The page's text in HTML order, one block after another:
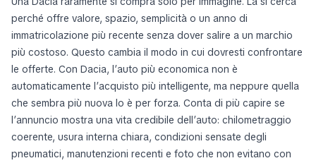
perché offre valore, spazio, semplicità o un anno di
immatricolazione più recente senza dover salire a un marchio
più costoso. Questo cambia il modo in cui dovresti confrontare
le offerte. Con Dacia, l’auto più economica non è
automaticamente l’acquisto più intelligente, ma neppure quella
che sembra più nuova lo è per forza. Conta di più capire se
l’annuncio mostra una vita credibile dell’auto: chilometraggio
coerente, usura interna chiara, condizioni sensate degli
pneumatici, manutenzioni recenti e foto che non evitano con